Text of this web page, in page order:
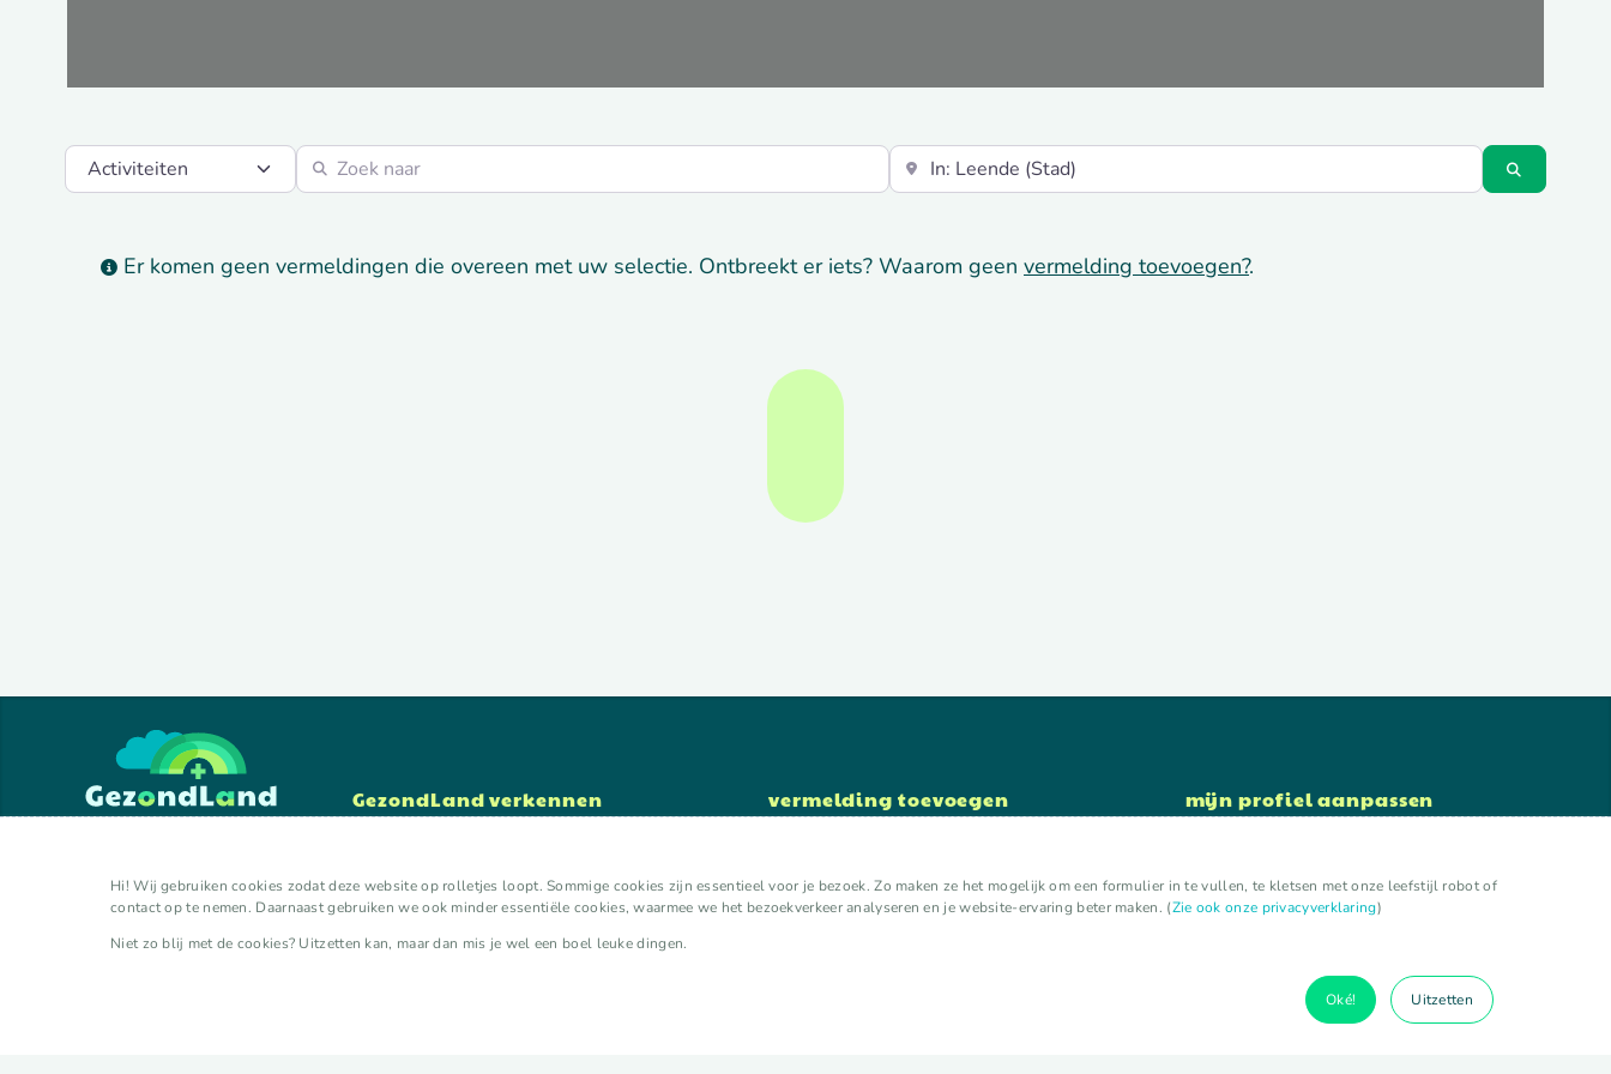
Hi! Wij gebruiken cookies zodat deze website op rolletjes loopt. Sommige cookies zijn essentieel voor je bezoek. Zo maken ze het mogelijk om een formulier in te vullen, te kletsen met onze leefstijl robot of
contact op te nemen. Daarnaast gebruiken we ook minder essentiële cookies, waarmee we het bezoekverkeer analyseren en je website-ervaring beter maken. (Zie ook onze privacyverklaring)
Niet zo blij met de cookies? Uitzetten kan, maar dan mis je wel een boel leuke dingen.
Oké! Uitzetten
Select search type Zoek naar Vlakbij
Er komen geen vermeldingen die overeen met uw selectie. Ontbreekt er iets? Waarom geen vermelding toevoegen?.
GezondLand verkennen
experts
kalender
activiteiten
vermelding toevoegen
expert toevoegen
aan kalender toevoegen
mijn profiel aanpassen
uitloggen